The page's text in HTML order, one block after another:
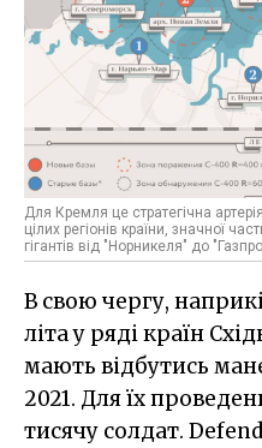
Для Кремля це стратегічна
цілих регіонів країни, значної
гігантів від "Норникеля" до
В свою чергу,
літа у ряді країн
мають відбутись
2021. Для їх
тисячу солдат.